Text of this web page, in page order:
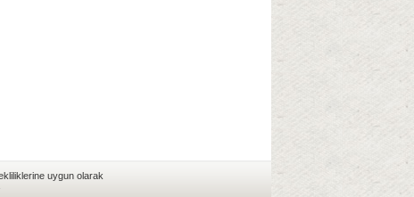
uygun olarak